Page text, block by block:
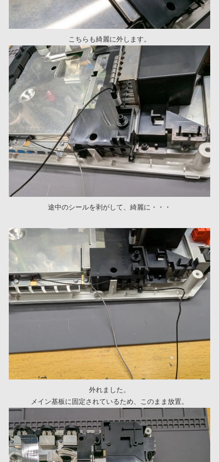
こちらも綺麗に外します。
途中のシールを剥がして、綺麗に・・・
外れました。
メイン基板に固定されているため、このまま放置。